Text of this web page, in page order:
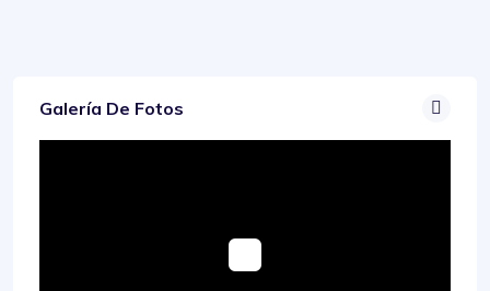
Galería De Fotos